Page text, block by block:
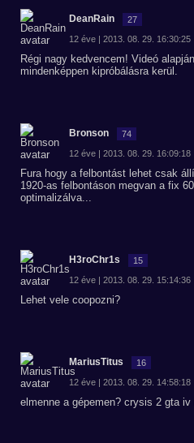
DeanRain 27
12 éve | 2013. 08. 29. 16:30:25
Régi nagy kedvencem! Videó
mindenképpen kipróbálásra kerül.
Bronson 74
12 éve | 2013. 08. 29. 16:09:18
Fura hogy a felbontást lehet csak
1920-as felbontáson megvan a fix
optimalizálva...
H3roChr1s 15
12 éve | 2013. 08. 29. 15:14:36
Lehet vele coopozni?
MariusTitus 16
12 éve | 2013. 08. 29. 14:58:18
elmenne a gépemen? crysis 2 gta